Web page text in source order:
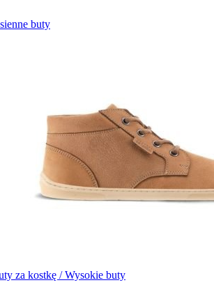
buty
za kostkę / Wysokie buty